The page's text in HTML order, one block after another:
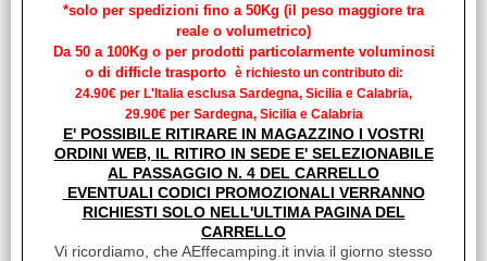
LIQUIDI E CHIMICI
*solo per spedizioni fino a 50Kg (il peso maggiore tra
reale o volumetrico)
Da 50 a 100Kg o per prodotti particolarmente voluminosi
o di difficle trasporto è richiesto un contributo di:
24.90€ per L'Italia esclusa Sardegna, Sicilia e Calabria,
29.90€ per Sardegna, Sicilia e Calabria
E' POSSIBILE RITIRARE IN MAGAZZINO I VOSTRI
ORDINI WEB, IL RITIRO IN SEDE E' SELEZIONABILE
AL PASSAGGIO N. 4 DEL CARRELLO
EVENTUALI CODICI PROMOZIONALI VERRANNO
RICHIESTI SOLO NELL'ULTIMA PAGINA DEL
CARRELLO
Vi ricordiamo, che AEffecamping.it invia il giorno stesso